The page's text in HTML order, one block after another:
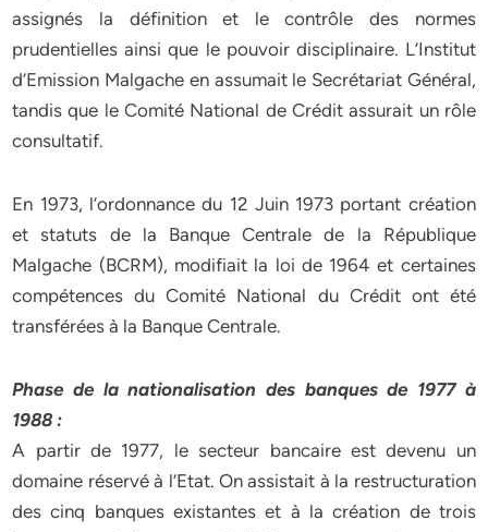
assignés la définition et le contrôle des normes
prudentielles ainsi que le pouvoir disciplinaire. L’Institut
d’Emission Malgache en assumait le Secrétariat Général,
tandis que le Comité National de Crédit assurait un rôle
consultatif.
En 1973, l’ordonnance du 12 Juin 1973 portant création
et statuts de la Banque Centrale de la République
Malgache (BCRM), modifiait la loi de 1964 et certaines
compétences du Comité National du Crédit ont été
transférées à la Banque Centrale.
Phase de la nationalisation des banques de 1977 à
1988 :
A partir de 1977, le secteur bancaire est devenu un
domaine réservé à l’Etat. On assistait à la restructuration
des cinq banques existantes et à la création de trois